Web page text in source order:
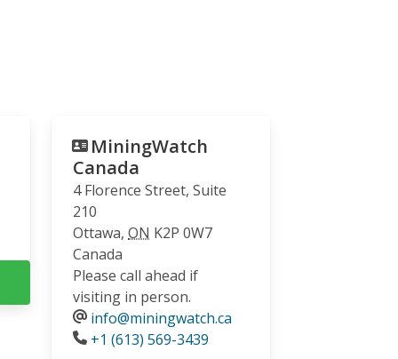
MiningWatch
Canada
4 Florence Street, Suite
210
Ottawa, ON K2P 0W7
Canada
Please call ahead if
visiting in person.
info@miningwatch.ca
Phone
+1 (613) 569-3439